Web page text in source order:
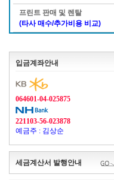
프린트 판매 및 렌탈
(타사 매수/추가비용 비교)
입금계좌안내
064601-04-025875
221103-56-023878
예금주 : 김상순
세금계산서 발행안내